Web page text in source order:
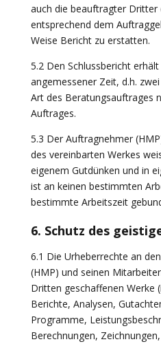
auch die beauftragter
entsprechend dem
Weise Bericht zu erstatten.
5.2 Den Schlussbericht
angemessener Zeit, d.h.
Art des Beratungsauftrages
Auftrages.
5.3 Der Auftragnehmer
des vereinbarten Werkes
eigenem Gutdünken und in
ist an keinen bestimmten
bestimmte Arbeitszeit
6. Schutz des
6.1 Die Urheberrechte an
(HMP) und seinen
Dritten geschaffenen Werke
Berichte, Analysen,
Programme,
Berechnungen,